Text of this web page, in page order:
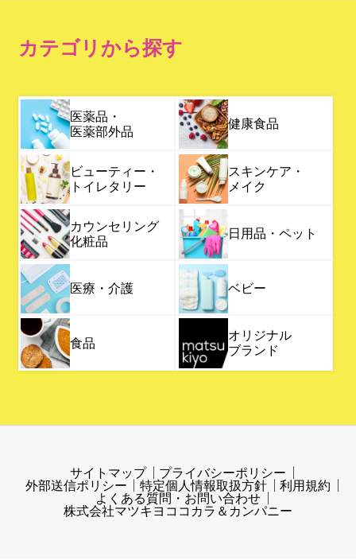
カテゴリから探す
医薬品・
医薬部外品
健康食品
ビューティー・
トイレタリー
スキンケア・
メイク
カウンセリング
化粧品
日用品・ペット
医療・介護 ベビー
食品
オリジナル
ブランド
サイトマップ
プライバシーポリシー
外部送信ポリシー
特定個人情報取扱方針
利用規約
よくある質問・お問い合わせ
株式会社マツキヨココカラ＆カンパニー